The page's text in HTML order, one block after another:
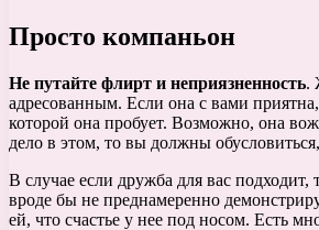
Просто компаньон
Не путайте флирт и неприязненность.
адресованным. Если она с вами
которой она пробует. Возможно, она
дело в этом, то вы должны
В случае если дружба для вас
вроде бы не преднамеренно
ей, что счастье у нее под носом. Есть